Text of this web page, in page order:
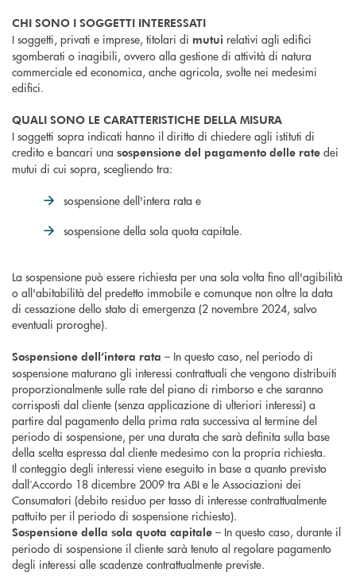
CHI SONO I SOGGETTI INTERESSATI
I soggetti, privati e imprese, titolari di mutui relativi agli edifici
sgomberati o inagibili, ovvero alla gestione di attività di natura
commerciale ed economica, anche agricola, svolte nei medesimi
edifici.
QUALI SONO LE CARATTERISTICHE DELLA MISURA
I soggetti sopra indicati hanno il diritto di chiedere agli istituti di
credito e bancari una sospensione del pagamento delle rate dei
mutui di cui sopra, scegliendo tra:
sospensione dell'intera rata e
sospensione della sola quota capitale.
La sospensione può essere richiesta per una sola volta fino all'agibilità
o all'abitabilità del predetto immobile e comunque non oltre la data
di cessazione dello stato di emergenza (2 novembre 2024, salvo
eventuali proroghe).
Sospensione dell’intera rata – In questo caso, nel periodo di
sospensione maturano gli interessi contrattuali che vengono distribuiti
proporzionalmente sulle rate del piano di rimborso e che saranno
corrisposti dal cliente (senza applicazione di ulteriori interessi) a
partire dal pagamento della prima rata successiva al termine del
periodo di sospensione, per una durata che sarà definita sulla base
della scelta espressa dal cliente medesimo con la propria richiesta.
Il conteggio degli interessi viene eseguito in base a quanto previsto
dall’Accordo 18 dicembre 2009 tra ABI e le Associazioni dei
Consumatori (debito residuo per tasso di interesse contrattualmente
pattuito per il periodo di sospensione richiesto).
Sospensione della sola quota capitale – In questo caso, durante il
periodo di sospensione il cliente sarà tenuto al regolare pagamento
degli interessi alle scadenze contrattualmente previste.